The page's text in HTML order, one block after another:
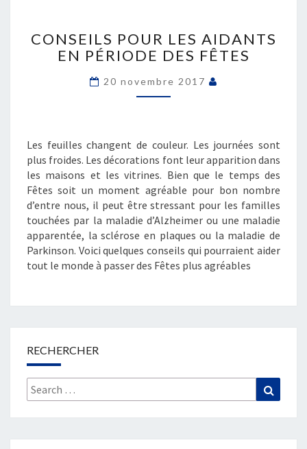
LES
AIDANTS
EN
CONSEILS POUR LES AIDANTS
EN PÉRIODE DES FÊTES
20 novembre 2017
Les feuilles changent de couleur. Les journées sont
plus froides. Les décorations font leur apparition dans
les maisons et les vitrines. Bien que le temps des
Fêtes soit un moment agréable pour bon nombre
d’entre nous, il peut être stressant pour les familles
touchées par la maladie d’Alzheimer ou une maladie
apparentée, la sclérose en plaques ou la maladie de
Parkinson. Voici quelques conseils qui pourraient aider
tout le monde à passer des Fêtes plus agréables
RECHERCHER
Search
for: